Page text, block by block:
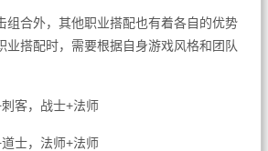
组合外，其他职业搭配也有着各自的优势
业搭配时，需要根据自身游戏风格和团队
客，战士+法师
士，法师+法师